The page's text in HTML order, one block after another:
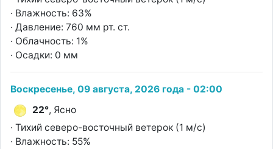
· Влажность: 63%
· Давление: 760 мм рт. ст.
· Облачность: 1%
· Осадки: 0 мм
Воскресенье, 09 августа, 2026 года - 02:00
22°, Ясно
· Тихий северо-восточный ветерок (1 м/с)
· Влажность: 55%